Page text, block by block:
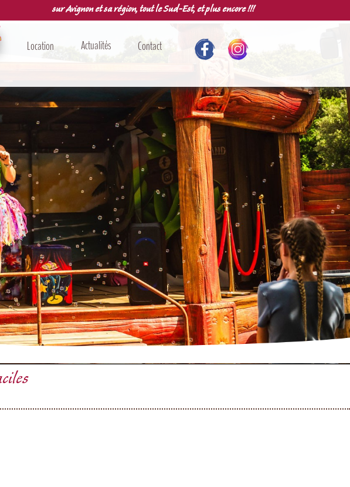
sur Avignon et sa région, tout le Sud-Est, et plus encore !!!
Location Actualités Contact